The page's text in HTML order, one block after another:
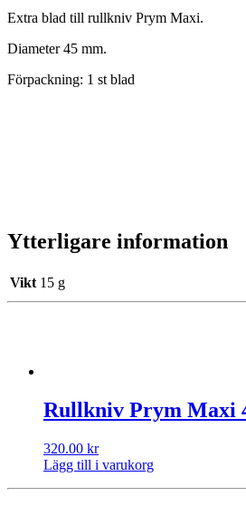
Extra blad till rullkniv Prym Maxi.
Diameter 45 mm.
Förpackning: 1 st blad
Ytterligare information
Vikt 15 g
Rullkniv Prym Maxi
320.00 kr
Lägg till i varukorg